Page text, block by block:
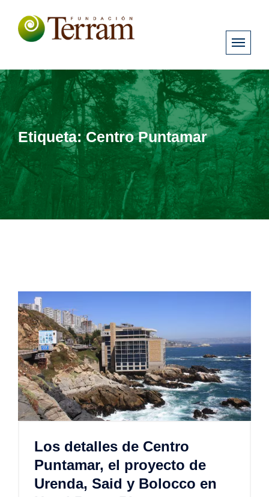
Etiqueta:Centro Puntamar
Los detalles de Centro
Puntamar, el proyecto de
Urenda, Said y Bolocco en